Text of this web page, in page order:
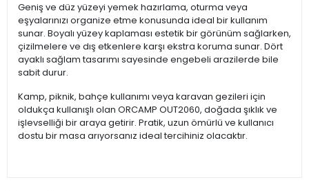
Geniş ve düz yüzeyi yemek hazırlama, oturma veya
eşyalarınızı organize etme konusunda ideal bir kullanım
sunar. Boyalı yüzey kaplaması estetik bir görünüm sağlarken,
çizilmelere ve dış etkenlere karşı ekstra koruma sunar. Dört
ayaklı sağlam tasarımı sayesinde engebeli arazilerde bile
sabit durur.
Kamp, piknik, bahçe kullanımı veya karavan gezileri için
oldukça kullanışlı olan ORCAMP OUT2060, doğada şıklık ve
işlevselliği bir araya getirir. Pratik, uzun ömürlü ve kullanıcı
dostu bir masa arıyorsanız ideal tercihiniz olacaktır.